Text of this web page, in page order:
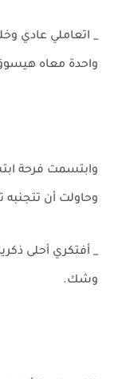
_ اتعاملي عادي
واحدة معاه
وابتسمت فرحة
وحاولت أن تتجنبه
_ أفتكري أحلى
وشك.